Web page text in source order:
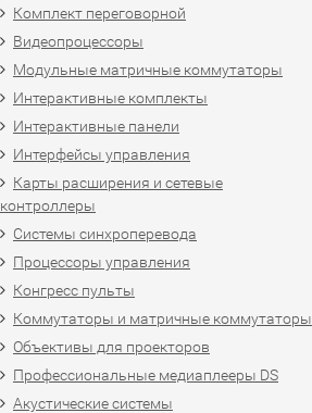
Комплект переговорной
Видеопроцессоры
Модульные матричные коммутаторы
Интерактивные комплекты
Интерактивные панели
Интерфейсы управления
Карты расширения и сетевые
контроллеры
Системы синхроперевода
Процессоры управления
Конгресс пульты
Коммутаторы и матричные коммутаторы
Объективы для проекторов
Профессиональные медиаплееры DS
Акустические системы